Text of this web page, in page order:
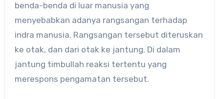
benda-benda di luar manusia yang
menyebabkan adanya rangsangan terhadap
indra manusia. Rangsangan tersebut diteruskan
ke otak, dan dari otak ke jantung. Di dalam
jantung timbullah reaksi tertentu yang
merespons pengamatan tersebut.